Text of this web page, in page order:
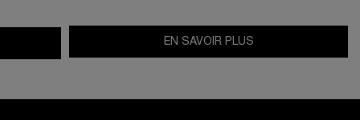
EN SAVOIR PLUS